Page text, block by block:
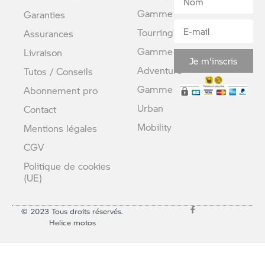
Garanties
Assurances
Livraison
Tutos / Conseils
Abonnement pro
Contact
Mentions légales
CGV
Politique de cookies
(UE)
Gamme
Tourring
Gamme
Adventure
Gamme
Urban
Mobility
Je m'inscris
© 2023 Tous droits réservés.
Helice motos